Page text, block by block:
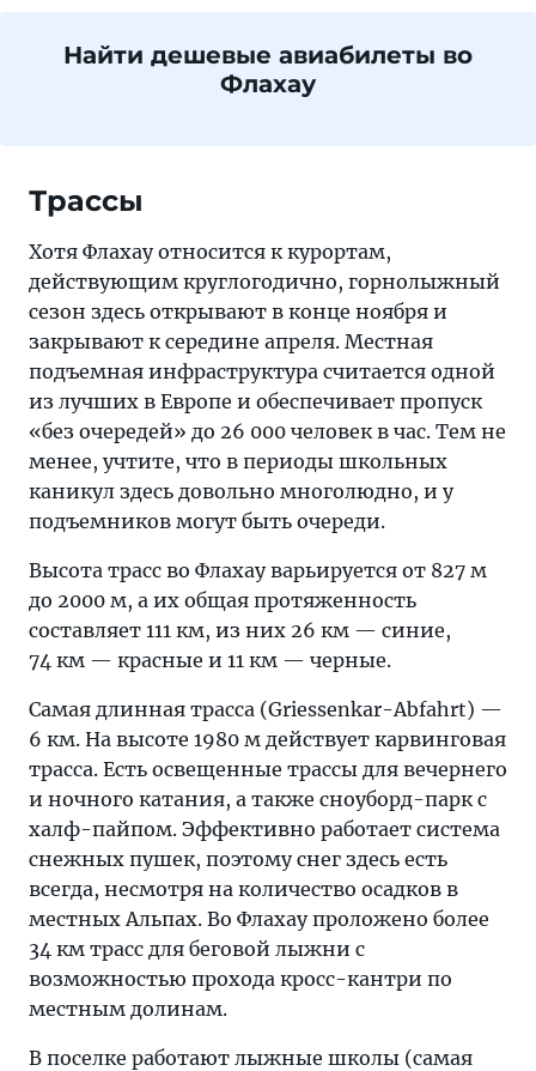
Найти дешевые авиабилеты во
Флахау
Трассы
Хотя Флахау относится к курортам,
действующим круглогодично, горнолыжный
сезон здесь открывают в конце ноября и
закрывают к середине апреля. Местная
подъемная инфраструктура считается одной
из лучших в Европе и обеспечивает пропуск
«без очередей» до 26 000 человек в час. Тем не
менее, учтите, что в периоды школьных
каникул здесь довольно многолюдно, и у
подъемников могут быть очереди.
Высота трасс во Флахау варьируется от 827 м
до 2000 м, а их общая протяженность
составляет 111 км, из них 26 км — синие,
74 км — красные и 11 км — черные.
Самая длинная трасса (Griessenkar-Abfahrt) —
6 км. На высоте 1980 м действует карвинговая
трасса. Есть освещенные трассы для вечернего
и ночного катания, а также сноуборд-парк с
халф-пайпом. Эффективно работает система
снежных пушек, поэтому снег здесь есть
всегда, несмотря на количество осадков в
местных Альпах. Во Флахау проложено более
34 км трасс для беговой лыжни с
возможностью прохода кросс-кантри по
местным долинам.
В поселке работают лыжные школы (самая